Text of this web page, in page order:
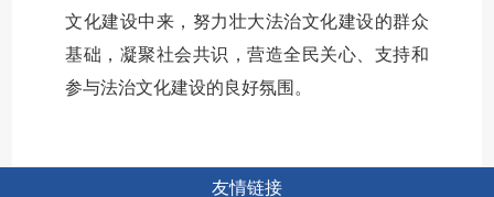
文化建设中来，努力壮大法治文化建设的群众
基础，凝聚社会共识，营造全民关心、支持和
参与法治文化建设的良好氛围。
友情链接